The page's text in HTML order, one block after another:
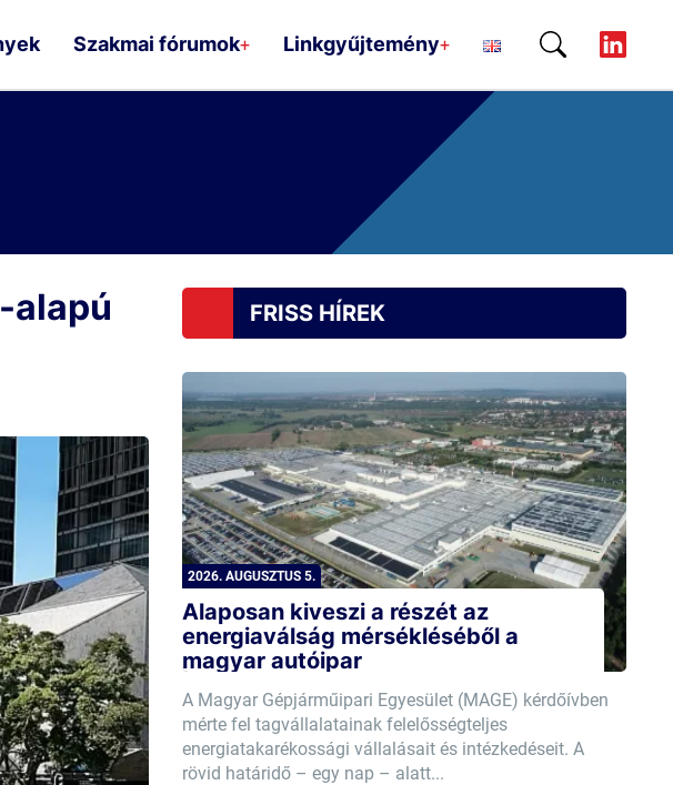
Szakmai fórumok+ Linkgyűjtemény+
alapú
FRISS HÍREK
2026. AUGUSZTUS 5.
Alaposan kiveszi a részét az
energiaválság mérsékléséből a
magyar autóipar
A Magyar Gépjárműipari Egyesület (MAGE) kérdőívben
mérte fel tagvállalatainak felelősségteljes
energiatakarékossági vállalásait és intézkedéseit. A
rövid határidő – egy nap – alatt...